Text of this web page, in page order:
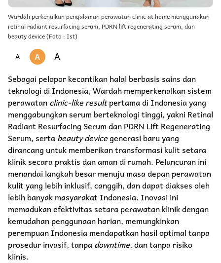
Wardah perkenalkan pengalaman perawatan clinic at home menggunakan
retinal radiant resurfacing serum, PDRN lift regenerating serum, dan
beauty device (Foto : Ist)
A A A
Sebagai pelopor kecantikan halal berbasis sains dan
teknologi di Indonesia, Wardah memperkenalkan sistem
perawatanclinic-like resultpertama di Indonesia yang
menggabungkan serum berteknologi tinggi, yakni Retinal
Radiant Resurfacing Serum dan PDRN Lift Regenerating
Serum, sertabeauty devicegenerasi baru yang
dirancang untuk memberikan transformasi kulit setara
klinik secara praktis dan aman di rumah. Peluncuran ini
menandai langkah besar menuju masa depan perawatan
kulit yang lebih inklusif, canggih, dan dapat diakses oleh
lebih banyak masyarakat Indonesia. Inovasi ini
memadukan efektivitas setara perawatan klinik dengan
kemudahan penggunaan harian, memungkinkan
perempuan Indonesia mendapatkan hasil optimal tanpa
prosedur invasif, tanpadowntime, dan tanpa risiko
klinis.